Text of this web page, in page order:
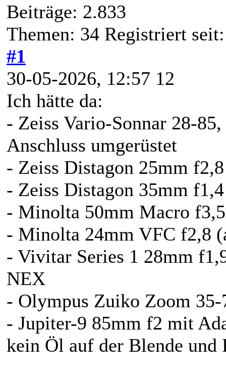
Beiträge: 2.833
Themen: 34 Registriert
#1
30-05-2026, 12:57 12
Ich hätte da:
- Zeiss Vario-Sonnar 28-
Anschluss umgerüstet
- Zeiss Distagon 25mm
- Zeiss Distagon 35mm
- Minolta 50mm Macro
- Minolta 24mm VFC f2,8
- Vivitar Series 1 28mm
NEX
- Olympus Zuiko Zoom
- Jupiter-9 85mm f2 mit
kein Öl auf der Blende und